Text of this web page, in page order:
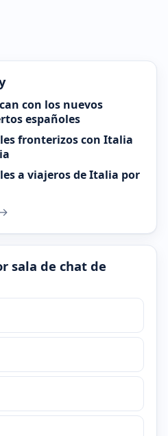
con los nuevos
españoles
fronterizos con Italia
a viajeros de Italia por
sala de chat de